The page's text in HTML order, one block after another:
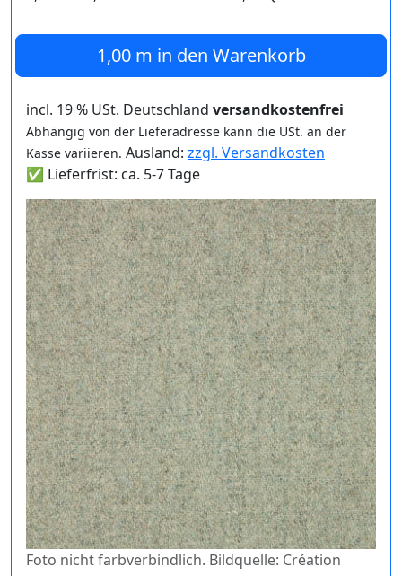
1,00 m in den Warenkorb
incl. 19 % USt. Deutschland versandkostenfrei
Abhängig von der Lieferadresse kann die USt. an der
Kasse variieren. Ausland: zzgl. Versandkosten
✅ Lieferfrist: ca. 5-7 Tage
Foto nicht farbverbindlich. Bildquelle: Création